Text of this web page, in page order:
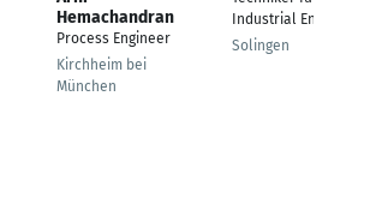
Hemachandran
Process Engineer
Kirchheim bei
München
Industrial Engineering
Solingen